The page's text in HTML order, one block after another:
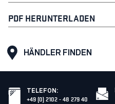
PDF HERUNTERLADEN
HÄNDLER FINDEN
TELEFON :
+49 (0) 2102 - 48 279 40